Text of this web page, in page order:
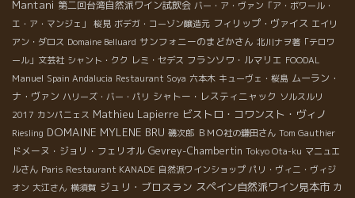
Mantani 第二回台湾自然派ワイン試飲会 バー・ア・ヴァン「ア・ボワール・
エ・ア・マンジェ」
桜見 ボデガ・コーゾン醸造元 フィリップ・ヴァイス エイリ
アン・ダロス Domaine Belluard サンフォニーのまどかさん 北川ナヲ著「テロワ
ール」文芸社 シャント・クク レミ・セデス フランソワ・ルマリエ FOODAL
Manuel Spain Andalucia Restaurant Soya 六本木 キューヴェ・桜島 ムーラン・
ナ・ヴァン ハリーズ・バー・パリ シャトー・レスティニャック ソルスルリ
2017 カンパニェス Mathieu Lapierre ビストロ・コワンスト・ヴィノ
Riesling DOMAINE MYLENE BRU 磯次郎 ＢＭＯ社の鎌田さん Tom Gauthier
ドメーヌ・ジョリ・フェリオル Gevrey-Chambertin Tokyo Ota-ku マニュエ
ルさん Paris Restaurant KANADE 自然派ワインショップ パリ・ヴィニ・ヴィジ
オン 大江さん 横須賀 ジュリ・ブロスラン スペイン自然派ワイン見本市 カ